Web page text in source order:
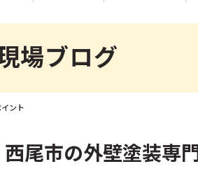
場ブログ
ント
尾市の外壁塗装専